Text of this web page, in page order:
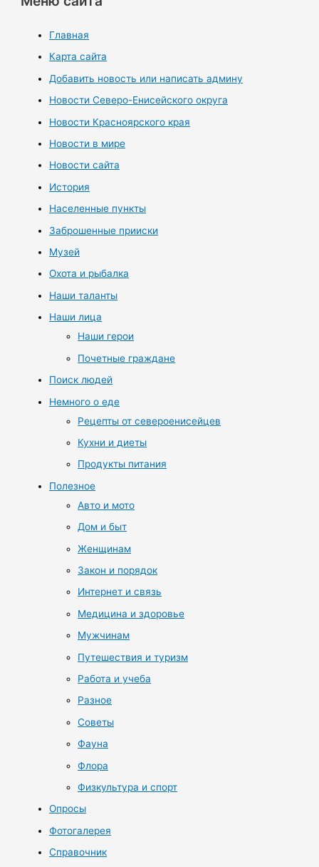
Главная
Карта сайта
Добавить новость или написать админу
Новости Северо-Енисейского округа
Новости Красноярского края
Новости в мире
Новости сайта
История
Населенные пункты
Заброшенные прииски
Музей
Охота и рыбалка
Наши таланты
Наши лица
Наши герои
Почетные граждане
Поиск людей
Немного о еде
Рецепты от североенисейцев
Кухни и диеты
Продукты питания
Полезное
Авто и мото
Дом и быт
Женщинам
Закон и порядок
Интернет и связь
Медицина и здоровье
Мужчинам
Путешествия и туризм
Работа и учеба
Разное
Советы
Фауна
Флора
Физкультура и спорт
Опросы
Фотогалерея
Справочник